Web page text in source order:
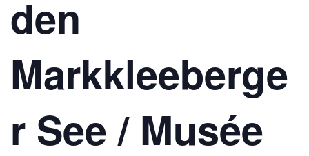
den
Markkleeberge
r See / Musée